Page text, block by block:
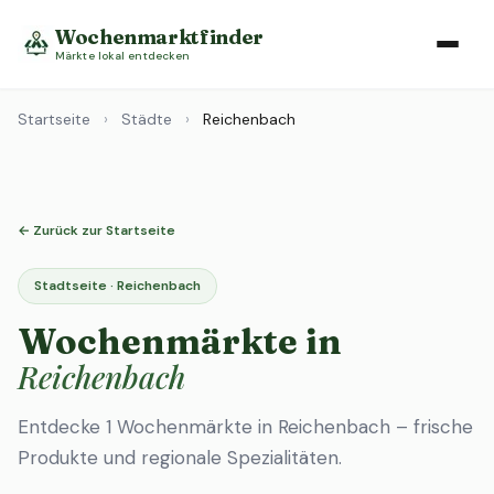
Wochenmarktfinder
Märkte lokal entdecken
Startseite › Städte › Reichenbach
← Zurück zur Startseite
Stadtseite · Reichenbach
Wochenmärkte in
Reichenbach
Entdecke 1 Wochenmärkte in Reichenbach – frische
Produkte und regionale Spezialitäten.